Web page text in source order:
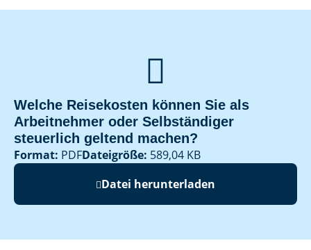

Welche Reisekosten können Sie als
Arbeitnehmer oder Selbständiger
steuerlich geltend machen?
Format: PDFDateigröße: 589,04 KB
Datei herunterladen